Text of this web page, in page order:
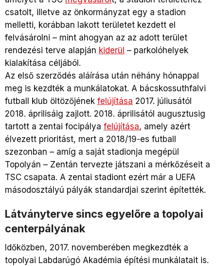
csatolt, illetve az önkormányzat egy a stadion
melletti, korábban lakott területet kezdett el
felvásárolni – mint ahogyan az az adott terület
rendezési terve alapján kiderül – parkolóhelyek
kialakítása céljából.
Az első szerződés aláírása után néhány hónappal
meg is kezdték a munkálatokat. A bácskossuthfalvi
futball klub öltözőjének felújítása 2017. júliusától
2018. áprilisáig zajlott. 2018. áprilisától augusztusig
tartott a zentai focipálya felújítása, amely azért
élvezett prioritást, mert a 2018/19-es futball
szezonban – amíg a saját stadionja megépül
Topolyán – Zentán tervezte játszani a mérkőzéseit a
TSC csapata. A zentai stadiont ezért már a UEFA
másodosztályú pályák standardjai szerint építették.
Látványterve sincs egyelőre a topolyai
centerpályának
Időközben, 2017. novemberében megkezdték a
topolyai Labdarúgó Akadémia építési munkálatait is.